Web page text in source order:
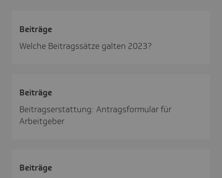
Beiträge
Welche Beitragssätze galten 2023?
Beiträge
Beitragserstattung: Antragsformular für
Arbeitgeber
Beiträge